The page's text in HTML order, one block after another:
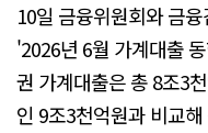
10일 금융위원회와 금
'2026년 6월 가계대출
권 가계대출은 총 8조3
인 9조3천억원과 비교